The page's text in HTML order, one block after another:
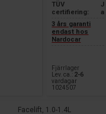
TÜV
certifiering:
J
a
3 års garanti
endast hos
Nardocar
Fjärrlager
Lev. ca.: 2-6
vardagar
1024507
Facelift, 1.0-1.4L